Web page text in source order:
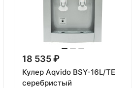
18 535 ₽
Кулер Aqvido BSY-16L/TE
серебристый